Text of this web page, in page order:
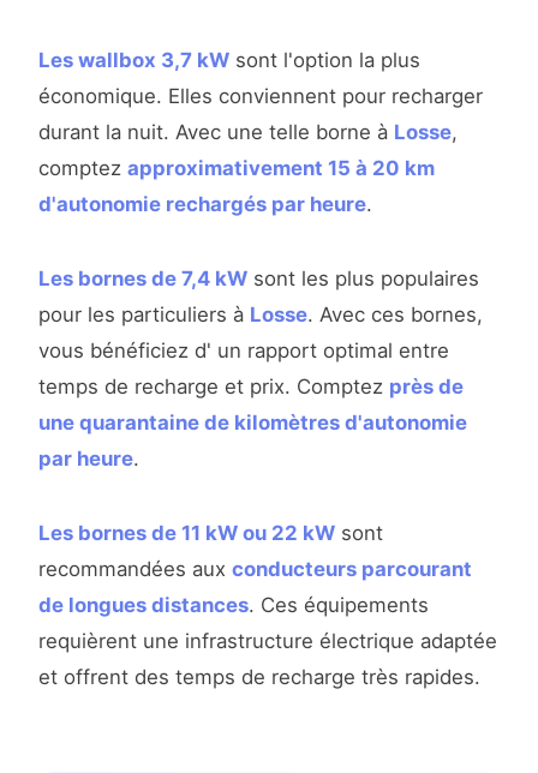
Les wallbox 3,7 kW sont l'option la plus
économique. Elles conviennent pour recharger
durant la nuit. Avec une telle borne à Losse,
comptez approximativement 15 à 20 km
d'autonomie rechargés par heure.
Les bornes de 7,4 kW sont les plus populaires
pour les particuliers à Losse. Avec ces bornes,
vous bénéficiez d' un rapport optimal entre
temps de recharge et prix. Comptez près de
une quarantaine de kilomètres d'autonomie
par heure.
Les bornes de 11 kW ou 22 kW sont
recommandées aux conducteurs parcourant
de longues distances. Ces équipements
requièrent une infrastructure électrique adaptée
et offrent des temps de recharge très rapides.